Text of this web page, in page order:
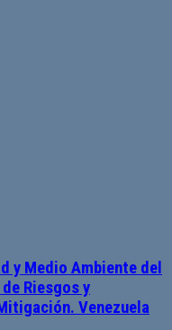
y Medio Ambiente del
Riesgos y
Venezuela